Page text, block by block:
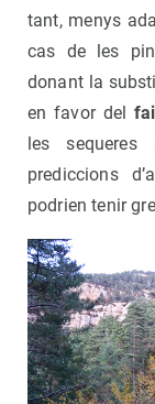
tant, menys
cas de les
donant la
en favor del
les
prediccions
podrien tenir